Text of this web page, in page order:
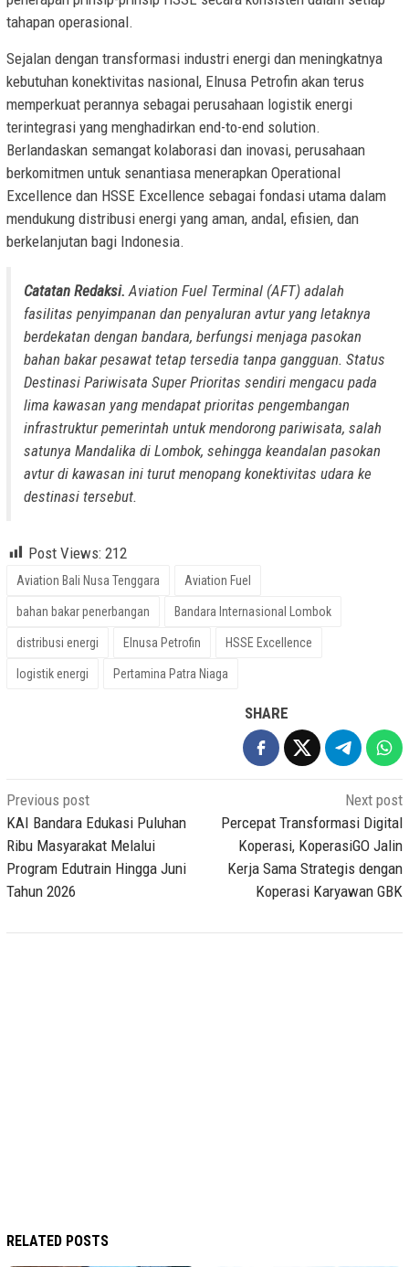
tahapan operasional.
Sejalan dengan transformasi industri energi dan meningkatnya
kebutuhan konektivitas nasional, Elnusa Petrofin akan terus
memperkuat perannya sebagai perusahaan logistik energi
terintegrasi yang menghadirkan end-to-end solution.
Berlandaskan semangat kolaborasi dan inovasi, perusahaan
berkomitmen untuk senantiasa menerapkan Operational
Excellence dan HSSE Excellence sebagai fondasi utama dalam
mendukung distribusi energi yang aman, andal, efisien, dan
berkelanjutan bagi Indonesia.
Catatan Redaksi. Aviation Fuel Terminal (AFT) adalah
fasilitas penyimpanan dan penyaluran avtur yang letaknya
berdekatan dengan bandara, berfungsi menjaga pasokan
bahan bakar pesawat tetap tersedia tanpa gangguan. Status
Destinasi Pariwisata Super Prioritas sendiri mengacu pada
lima kawasan yang mendapat prioritas pengembangan
infrastruktur pemerintah untuk mendorong pariwisata, salah
satunya Mandalika di Lombok, sehingga keandalan pasokan
avtur di kawasan ini turut menopang konektivitas udara ke
destinasi tersebut.
Post Views: 212
Aviation Bali Nusa Tenggara Aviation Fuel
bahan bakar penerbangan Bandara Internasional Lombok
distribusi energi Elnusa Petrofin HSSE Excellence
logistik energi Pertamina Patra Niaga
SHARE
Post
navigation
Previous post
KAI Bandara Edukasi Puluhan
Ribu Masyarakat Melalui
Program Edutrain Hingga Juni
Tahun 2026
Next post
Percepat Transformasi Digital
Koperasi, KoperasiGO Jalin
Kerja Sama Strategis dengan
Koperasi Karyawan GBK
RELATED POSTS